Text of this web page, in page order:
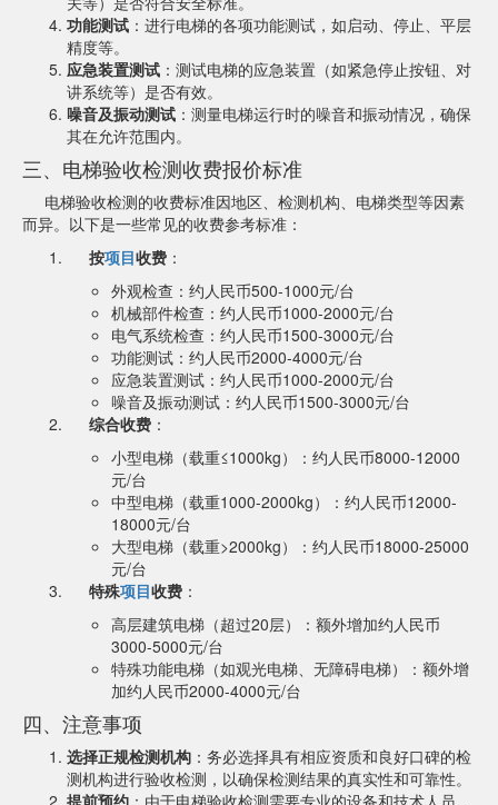
功能测试 ：进行电梯的各项功能测试，如启动、停止、平层
精度等。
应急装置测试 ：测试电梯的应急装置（如紧急停止按钮、对
讲系统等）是否有效。
噪音及振动测试 ：测量电梯运行时的噪音和振动情况，确保
其在允许范围内。
三、电梯验收检测收费报价标准
电梯验收检测的收费标准因地区、检测机构、电梯类型等因素
而异。以下是一些常见的收费参考标准：
按项目收费 ：
外观检查：约人民币500-1000元/台
机械部件检查：约人民币1000-2000元/台
电气系统检查：约人民币1500-3000元/台
功能测试：约人民币2000-4000元/台
应急装置测试：约人民币1000-2000元/台
噪音及振动测试：约人民币1500-3000元/台
综合收费 ：
小型电梯（载重≤1000kg）：约人民币8000-12000
元/台
中型电梯（载重1000-2000kg）：约人民币12000-
18000元/台
大型电梯（载重>2000kg）：约人民币18000-25000
元/台
特殊项目收费 ：
高层建筑电梯（超过20层）：额外增加约人民币
3000-5000元/台
特殊功能电梯（如观光电梯、无障碍电梯）：额外增
加约人民币2000-4000元/台
四、注意事项
选择正规检测机构 ：务必选择具有相应资质和良好口碑的检
测机构进行验收检测，以确保检测结果的真实性和可靠性。
提前预约 ：由于电梯验收检测需要专业的设备和技术人员，